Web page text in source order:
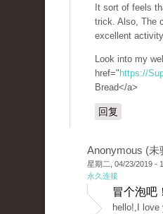
It sort of feels
trick. Also, The
excellent
Look into my
href=" https://
Bread</a>
回复
Anonymous (未
星期二, 04/23/2019 -
永久连接
冒个泡吧
hello!,I love